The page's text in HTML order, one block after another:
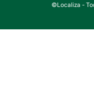
©Localiza -